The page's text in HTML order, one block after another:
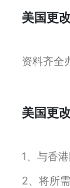
美国更
资料齐全
美国更
1、与香
2、将所